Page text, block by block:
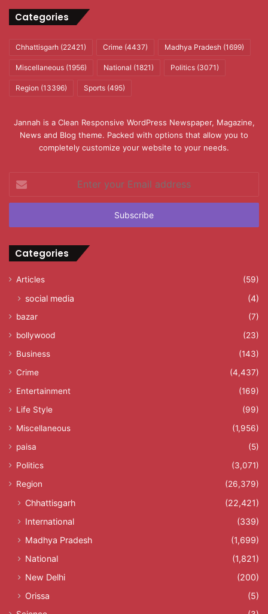
Categories
Chhattisgarh (22421) Crime (4437) Madhya Pradesh (1699)
Miscellaneous (1956) National (1821) Politics (3071)
Region (13396) Sports (495)
Jannah is a Clean Responsive WordPress Newspaper, Magazine,
News and Blog theme. Packed with options that allow you to
completely customize your website to your needs.
your
Email
Categories
Articles (59)
social media (4)
bazar
(7)
bollywood
(23)
Business
(143)
Crime
(4,437)
Entertainment
(169)
Life Style
(99)
Miscellaneous
(1,956)
paisa
(5)
Politics
(3,071)
Region
(26,379)
Chhattisgarh
(22,421)
International
(339)
Madhya Pradesh
(1,699)
National
(1,821)
New Delhi
(200)
Orissa
(5)